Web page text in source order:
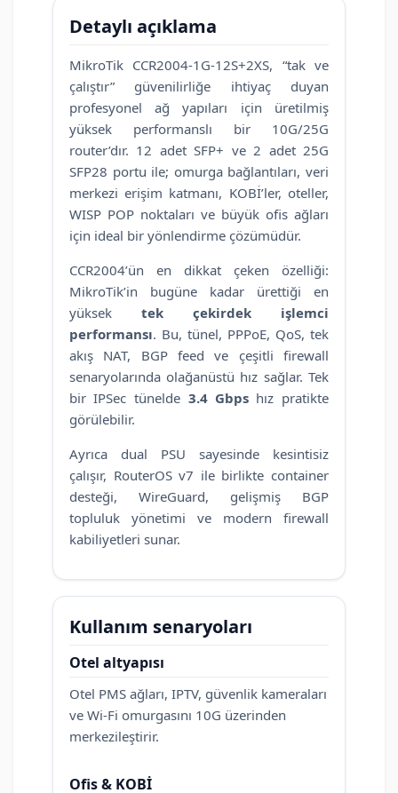
Detaylı açıklama
MikroTik CCR2004-1G-12S+2XS, “tak ve
çalıştır” güvenilirliğe ihtiyaç duyan
profesyonel ağ yapıları için üretilmiş
yüksek performanslı bir 10G/25G
router’dır. 12 adet SFP+ ve 2 adet 25G
SFP28 portu ile; omurga bağlantıları, veri
merkezi erişim katmanı, KOBİ’ler, oteller,
WISP POP noktaları ve büyük ofis ağları
için ideal bir yönlendirme çözümüdür.
CCR2004’ün en dikkat çeken özelliği:
MikroTik’in bugüne kadar ürettiği en
yüksek tek çekirdek işlemci
performansı. Bu, tünel, PPPoE, QoS, tek
akış NAT, BGP feed ve çeşitli firewall
senaryolarında olağanüstü hız sağlar. Tek
bir IPSec tünelde 3.4 Gbps hız pratikte
görülebilir.
Ayrıca dual PSU sayesinde kesintisiz
çalışır, RouterOS v7 ile birlikte container
desteği, WireGuard, gelişmiş BGP
topluluk yönetimi ve modern firewall
kabiliyetleri sunar.
Kullanım senaryoları
Otel altyapısı
Otel PMS ağları, IPTV, güvenlik kameraları
ve Wi-Fi omurgasını 10G üzerinden
merkezileştirir.
Ofis & KOBİ